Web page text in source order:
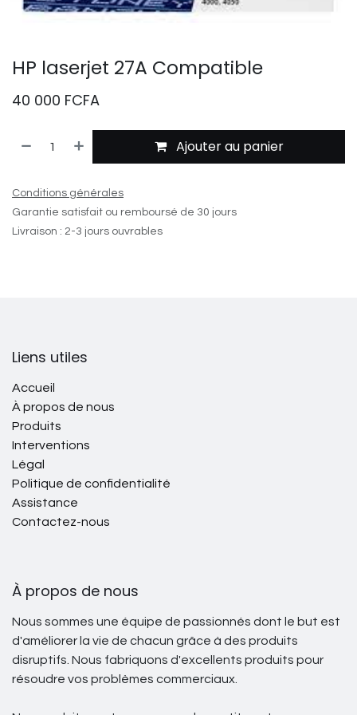
HP laserjet 27A Compatible
40 000 FCFA
Ajouter au panier
Conditions générales
Garantie satisfait ou remboursé de 30 jours
Livraison : 2-3 jours ouvrables
Liens utiles
Accueil
À propos de nous
Produits
Interventions
Légal
Politique de confidentialité
Assistance
Contactez-nous
À propos de nous
Nous sommes une équipe de passionnés dont le but est
d'améliorer la vie de chacun grâce à des produits
disruptifs. Nous fabriquons d'excellents produits pour
résoudre vos problèmes commerciaux.